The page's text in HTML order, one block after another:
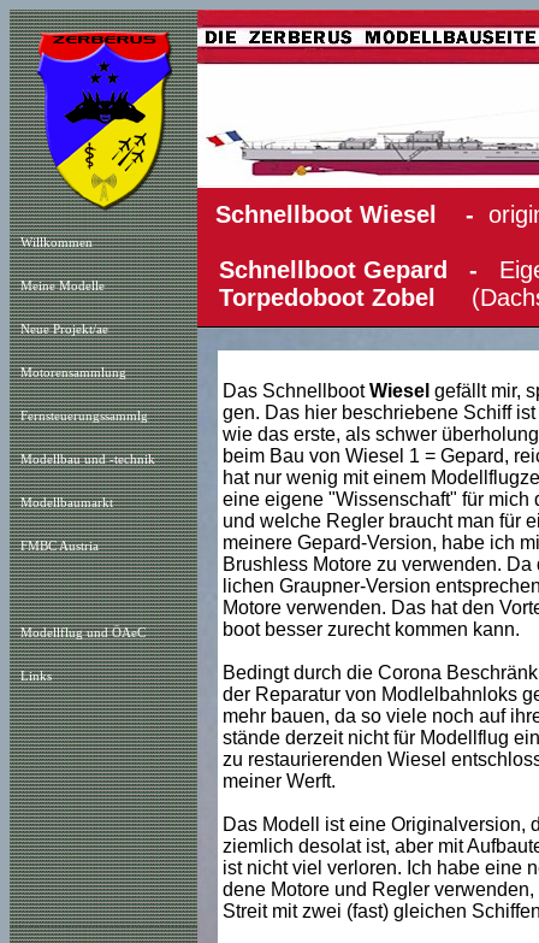
Willkommen
Meine Modelle
Neue Projekt/ae
Motorensammlung
Fernsteuerungssammlg
Modellbau und -technik
Modellbaumarkt
FMBC Austria
Modellflug und ÖAeC
Links
Schnell boot Wiesel -
Schnellboot Gepard -
Torpedoboot Zobel
Das SchnellbootWiesel gefällt mir,
gen. Das hier beschriebene Schiff
wie das erste, als schwer
beim Bau von Wiesel 1 = Gepard,
hat nur wenig mit einem
eine eigene "Wissenschaft" für mich
und welche Regler braucht man für
meinere Gepard-Version, habe ich
Brushless Motore zu verwenden.
lichen Graupner-Version
Motore verwenden. Das hat den
boot besser zurecht kommen kann.
Bedingt durch die Corona
der Reparatur von Modlelbahnloks
mehr bauen, da so viele noch auf
stände derzeit nicht für Modellflug
zu restaurierenden Wiesel
meiner Werft.
Das Modell ist eine Originalversion,
ziemlich desolat ist, aber mit
ist nicht viel verloren. Ich habe eine
dene Motore und Regler
Streit mit zwei (fast) gleichen